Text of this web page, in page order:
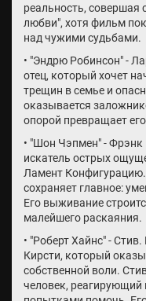
реальность, совершая
любви", хотя фильм
над чужими судьбами.
• "Эндрю Робинсон" -
отец, который хочет
трещин в семье и
оказывается
опорой превращает
• "Шон Чэпмен" -
искатель острых
Ламент
сохраняет главное:
Его выживание
малейшего раскаяния.
• "Роберт Хайнс" -
Кирсти, который
собственной воли.
человек, реагирующий